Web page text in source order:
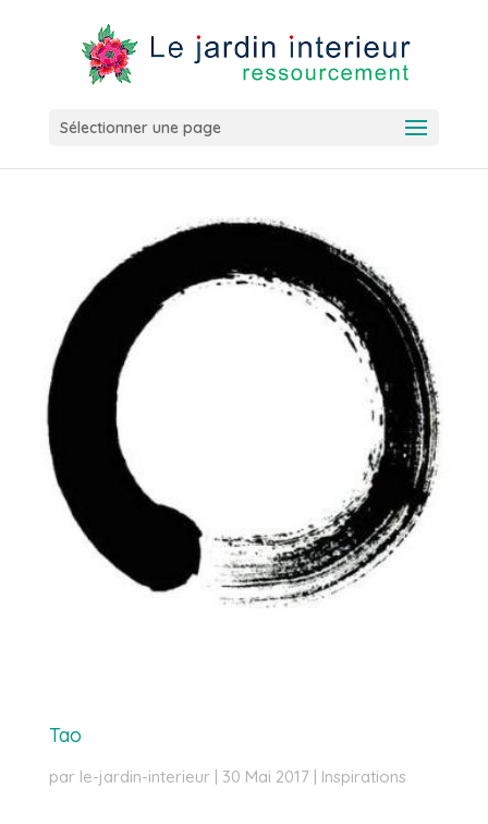
Sélectionner une page
Tao
par le-jardin-interieur| 30 Mai 2017| Inspirations